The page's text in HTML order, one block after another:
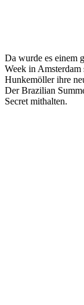
Da wurde es einem
Week in Amsterdam
Hunkemöller ihre
Der Brazilian
Secret mithalten.